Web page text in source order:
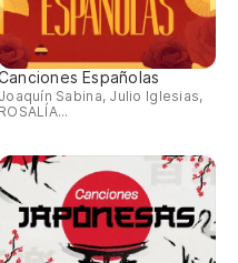
Españolas
Joaquín Sabina, Julio Iglesias,
ROSALÍA...